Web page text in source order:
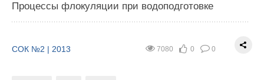
Процессы флокуляции при водоподготовке
7080 0 0
СОК №2 | 2013
8531 0 0
СОК №2 | 2013 15808 0 0
СОК №2 | 2013